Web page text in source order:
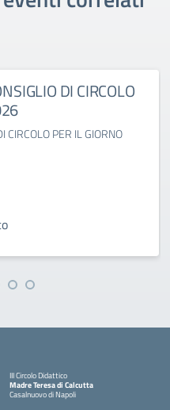
DI CIRCOLO
CIRCOLO PER IL GIORNO
III Circolo Didattico
Madre Teresa di Calcutta
Casalnuovo di Napoli
— Visita la pagina iniziale della scuola